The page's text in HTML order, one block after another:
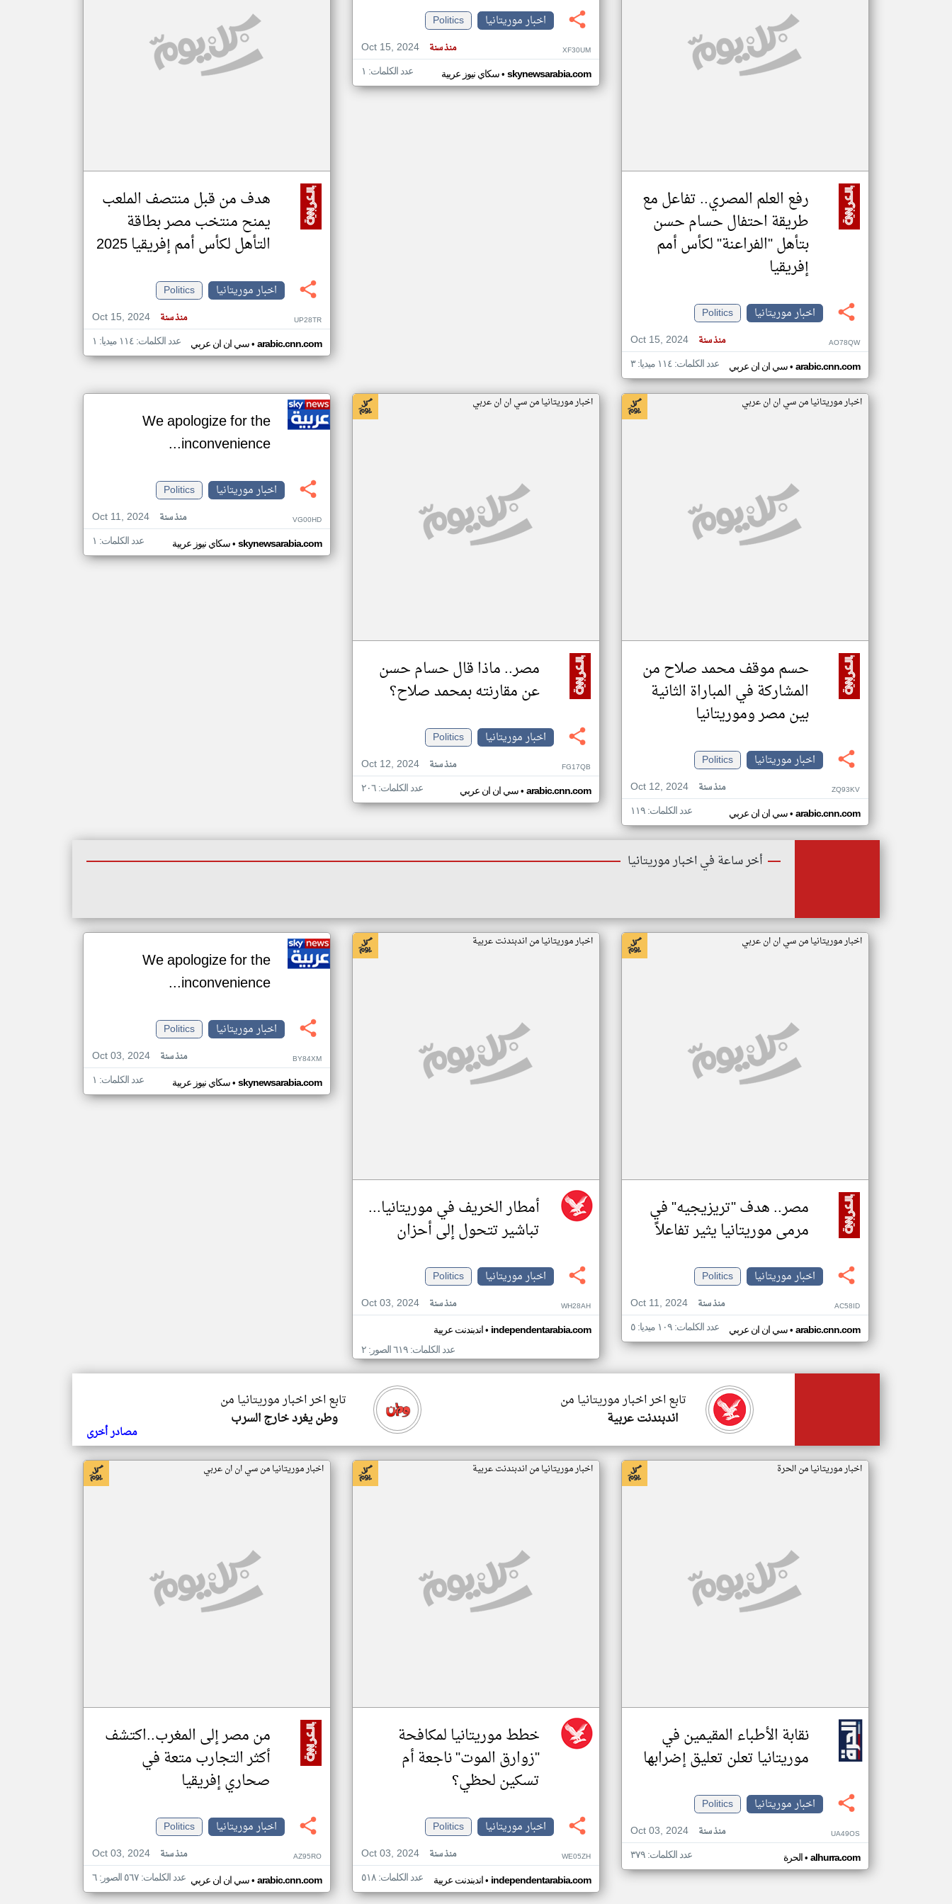
مصادر الأخبار من موريتانيا
رفع العلم المصري.. تفاعل مع
طريقة احتفال حسام حسن
بتأهل "الفراعنة" لكأس أمم
إفريقيا
اخبار موريتانيا
Politics
Oct 15, 2024
منذ سنة AO78QW
سي ان ان عربي• arabic.cnn.com عدد الكلمات: ١١٤ ميديا: ٣
اخبار موريتانيا
Politics
Oct 15, 2024
منذ سنة XF30UM
سكاي نيوز عربية• skynewsarabia.com عدد الكلمات: ١
هدف من قبل منتصف الملعب
يمنح منتخب مصر بطاقة
التأهل لكأس أمم إفريقيا 2025
اخبار موريتانيا
Politics
Oct 15, 2024
منذ سنة UP28TR
سي ان ان عربي• arabic.cnn.com عدد الكلمات: ١١٤ ميديا: ١
اخبار موريتانيا من سي ان ان عربي
حسم موقف محمد صلاح من
المشاركة في المباراة الثانية
بين مصر وموريتانيا
اخبار موريتانيا
Politics
Oct 12, 2024
منذ سنة ZQ93KV
سي ان ان عربي• arabic.cnn.com عدد الكلمات: ١١٩
اخبار موريتانيا من سي ان ان عربي
مصر.. ماذا قال حسام حسن
عن مقارنته بمحمد صلاح؟
اخبار موريتانيا
Politics
Oct 12, 2024
منذ سنة FG17QB
سي ان ان عربي• arabic.cnn.com عدد الكلمات: ٢٠٦
We apologize for the
inconvenience...
اخبار موريتانيا
Politics
Oct 11, 2024
منذ سنة VG00HD
سكاي نيوز عربية• skynewsarabia.com عدد الكلمات: ١
أخر ساعة في اخبار موريتانيا
اخبار موريتانيا من سي ان ان عربي
مصر.. هدف "تريزيجيه" في
مرمى موريتانيا يثير تفاعلاً
اخبار موريتانيا
Politics
Oct 11, 2024
منذ سنة AC58ID
سي ان ان عربي• arabic.cnn.com عدد الكلمات: ١٠٩ ميديا: ٥
اخبار موريتانيا من اندبندنت عربية
أمطار الخريف في موريتانيا...
تباشير تتحول إلى أحزان
اخبار موريتانيا
Politics
Oct 03, 2024
منذ سنة WH28AH
اندبندنت عربية• independentarabia.com
عدد الكلمات: ٦١٩ الصور: ٢
We apologize for the
inconvenience...
اخبار موريتانيا
Politics
Oct 03, 2024
منذ سنة BY84XM
سكاي نيوز عربية• skynewsarabia.com عدد الكلمات: ١
تابع اخر اخبار موريتانيا من
وطن يغرد خارج السرب
تابع اخر اخبار موريتانيا من
اندبندنت عربية
مصادر أخرى
اخبار موريتانيا من الحرة
نقابة الأطباء المقيمين في
موريتانيا تعلن تعليق إضرابها
اخبار موريتانيا
Politics
Oct 03, 2024
منذ سنة UA49OS
الحرة• alhurra.com عدد الكلمات: ٣٧٩
اخبار موريتانيا من اندبندنت عربية
خطط موريتانيا لمكافحة
"زوارق الموت" ناجعة أم
تسكين لحظي؟
اخبار موريتانيا
Politics
Oct 03, 2024
منذ سنة WE05ZH
اندبندنت عربية• independentarabia.com عدد الكلمات: ٥١٨
اخبار موريتانيا من سي ان ان عربي
من مصر إلى المغرب..اكتشف
أكثر التجارب متعة في
صحاري إفريقيا
اخبار موريتانيا
Politics
Oct 03, 2024
منذ سنة AZ95RO
سي ان ان عربي• arabic.cnn.com عدد الكلمات: ٥٦٧ الصور: ٦